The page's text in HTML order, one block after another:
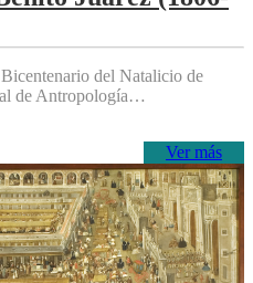
del Natalicio de
de Antropología…
Ver más